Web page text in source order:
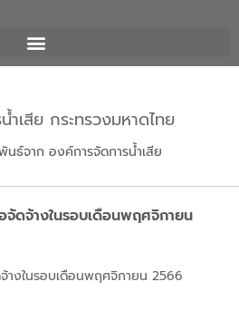
เสีย กระทรวงมหาดไทย
นธ์จาก องค์การจัดการน้ำเสีย
จัดจ้างในรอบเดือนพฤศจิกายน
างในรอบเดือนพฤศจิกายน 2566